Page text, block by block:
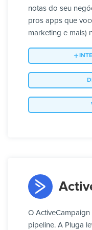
notas do seu
pros apps que
marketing e mais)
O
pipeline. A Pluga